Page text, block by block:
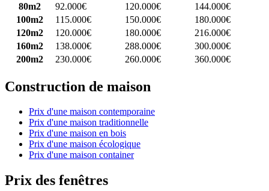
80m2
92.000€ 120.000€
144.000€
100m2
115.000€ 150.000€
180.000€
120m2
120.000€ 180.000€
216.000€
160m2
138.000€ 288.000€
300.000€
200m2
230.000€ 260.000€ 360.000€
Construction de maison
Prix d'une maison contemporaine
Prix d'une maison traditionnelle
Prix d'une maison en bois
Prix d'une maison écologique
Prix d'une maison container
Prix des fenêtres